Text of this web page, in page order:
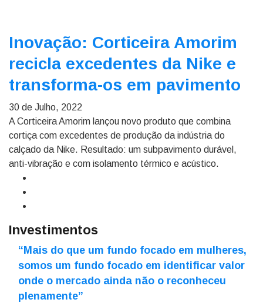
Inovação: Corticeira Amorim
recicla excedentes da Nike e
transforma-os em pavimento
30 de Julho, 2022
A Corticeira Amorim lançou novo produto que combina
cortiça com excedentes de produção da indústria do
calçado da Nike. Resultado: um subpavimento durável,
anti-vibração e com isolamento térmico e acústico.
Investimentos
“Mais do que um fundo focado em mulheres,
somos um fundo focado em identificar valor
onde o mercado ainda não o reconheceu
plenamente”